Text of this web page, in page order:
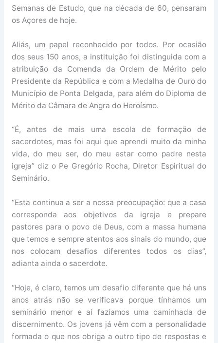
Semanas de Estudo, que na década de 60, pensaram
os Açores de hoje.
Aliás, um papel reconhecido por todos. Por ocasião
dos seus 150 anos, a instituição foi distinguida com a
atribuição da Comenda da Ordem de Mérito pelo
Presidente da República e com a Medalha de Ouro do
Município de Ponta Delgada, para além do Diploma de
Mérito da Câmara de Angra do Heroísmo.
“É, antes de mais uma escola de formação de
sacerdotes, mas foi aqui que aprendi muito da minha
vida, do meu ser, do meu estar como padre nesta
igreja” diz o Pe Gregório Rocha, Diretor Espiritual do
Seminário.
“Esta continua a ser a nossa preocupação: que a casa
corresponda aos objetivos da igreja e prepare
pastores para o povo de Deus, com a massa humana
que temos e sempre atentos aos sinais do mundo, que
nos colocam desafios diferentes todos os dias”,
adianta ainda o sacerdote.
“Hoje, é claro, temos um desafio diferente que há uns
anos atrás não se verificava porque tínhamos um
seminário menor e aí fazíamos uma caminhada de
discernimento. Os jovens já vêm com a personalidade
formada o que nos obriga a outro tipo de respostas e